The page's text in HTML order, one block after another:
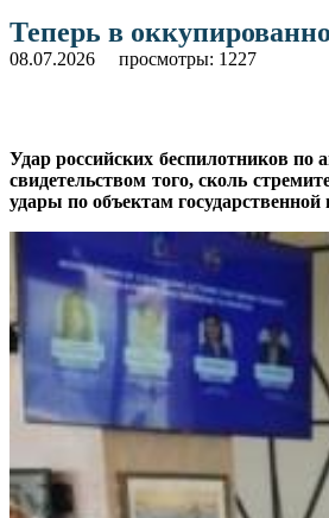
Теперь в
08.07.2026 просмотры: 1227
Удар российских беспилотников
свидетельством того, сколь
удары по объектам